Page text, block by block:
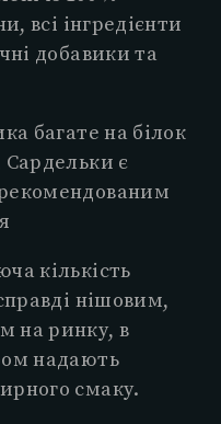
всі інгредієнти
добавики та
багате на білок
є
кількість
нішовим,
на ринку, в
надають
смаку.